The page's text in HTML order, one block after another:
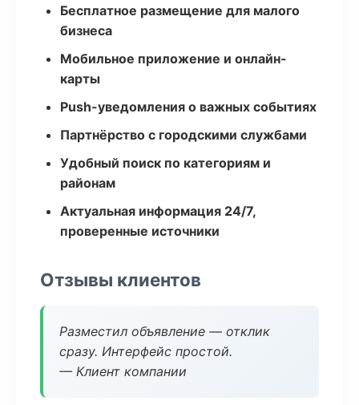
Бесплатное размещение для малого
бизнеса
Мобильное приложение и онлайн-
карты
Push-уведомления о важных событиях
Партнёрство с городскими службами
Удобный поиск по категориям и
районам
Актуальная информация 24/7,
проверенные источники
Отзывы клиентов
Разместил объявление — отклик
сразу. Интерфейс простой.
— Клиент компании